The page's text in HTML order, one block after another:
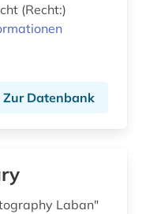
(Recht:)
Zur Datenbank
Laban"